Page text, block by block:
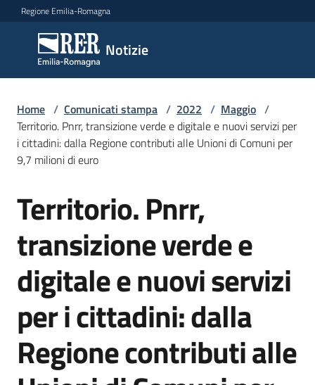
Vai al contenuto
Vai alla navigazione
Vai al footer
Regione Emilia-Romagna
Notizie
Notizie
Comunicati
stampa
Menu selezionato
Cerca
comunicato
Risorse
Agenzia
di
informazione
e
Home / Comunicati stampa / 2022 / Maggio /
Territorio. Pnrr, transizione verde e digitale e nuovi servizi per
i cittadini: dalla Regione contributi alle Unioni di Comuni per
9,7 milioni di euro
Salta al contenuto
Territorio. Pnrr,
transizione verde e
digitale e nuovi servizi
per i cittadini: dalla
Regione contributi alle